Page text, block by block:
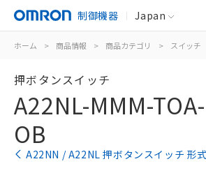
制御機器 Japan
ホーム > 商品情報 > 商品カテゴリ > スイッチ
押ボタンスイッチ
A22NL-MMM-
OB
A22NN / A22NL 押ボタンスイッチ 形